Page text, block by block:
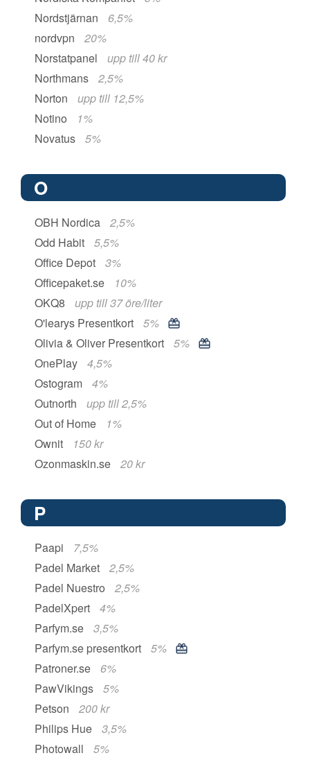
Nordstjärnan
6,5%
nordvpn
20%
Norstatpanel
upp till 40 kr
Northmans
2,5%
Norton
upp till 12,5%
Notino
1%
Novatus
5%
O
OBH Nordica
2,5%
Odd Habit
5,5%
Office Depot
3%
Officepaket.se
10%
OKQ8
upp till 37 öre/liter
O'learys Presentkort
5%
Olivia & Oliver Presentkort
5%
OnePlay
4,5%
Ostogram
4%
Outnorth
upp till 2,5%
Out of Home
1%
Ownit
150 kr
Ozonmaskin.se
20 kr
P
Paapi
7,5%
Padel Market
2,5%
Padel Nuestro
2,5%
PadelXpert
4%
Parfym.se
3,5%
Parfym.se presentkort
5%
Patroner.se
6%
PawVikings
5%
Petson
200 kr
Philips Hue
3,5%
Photowall
5%